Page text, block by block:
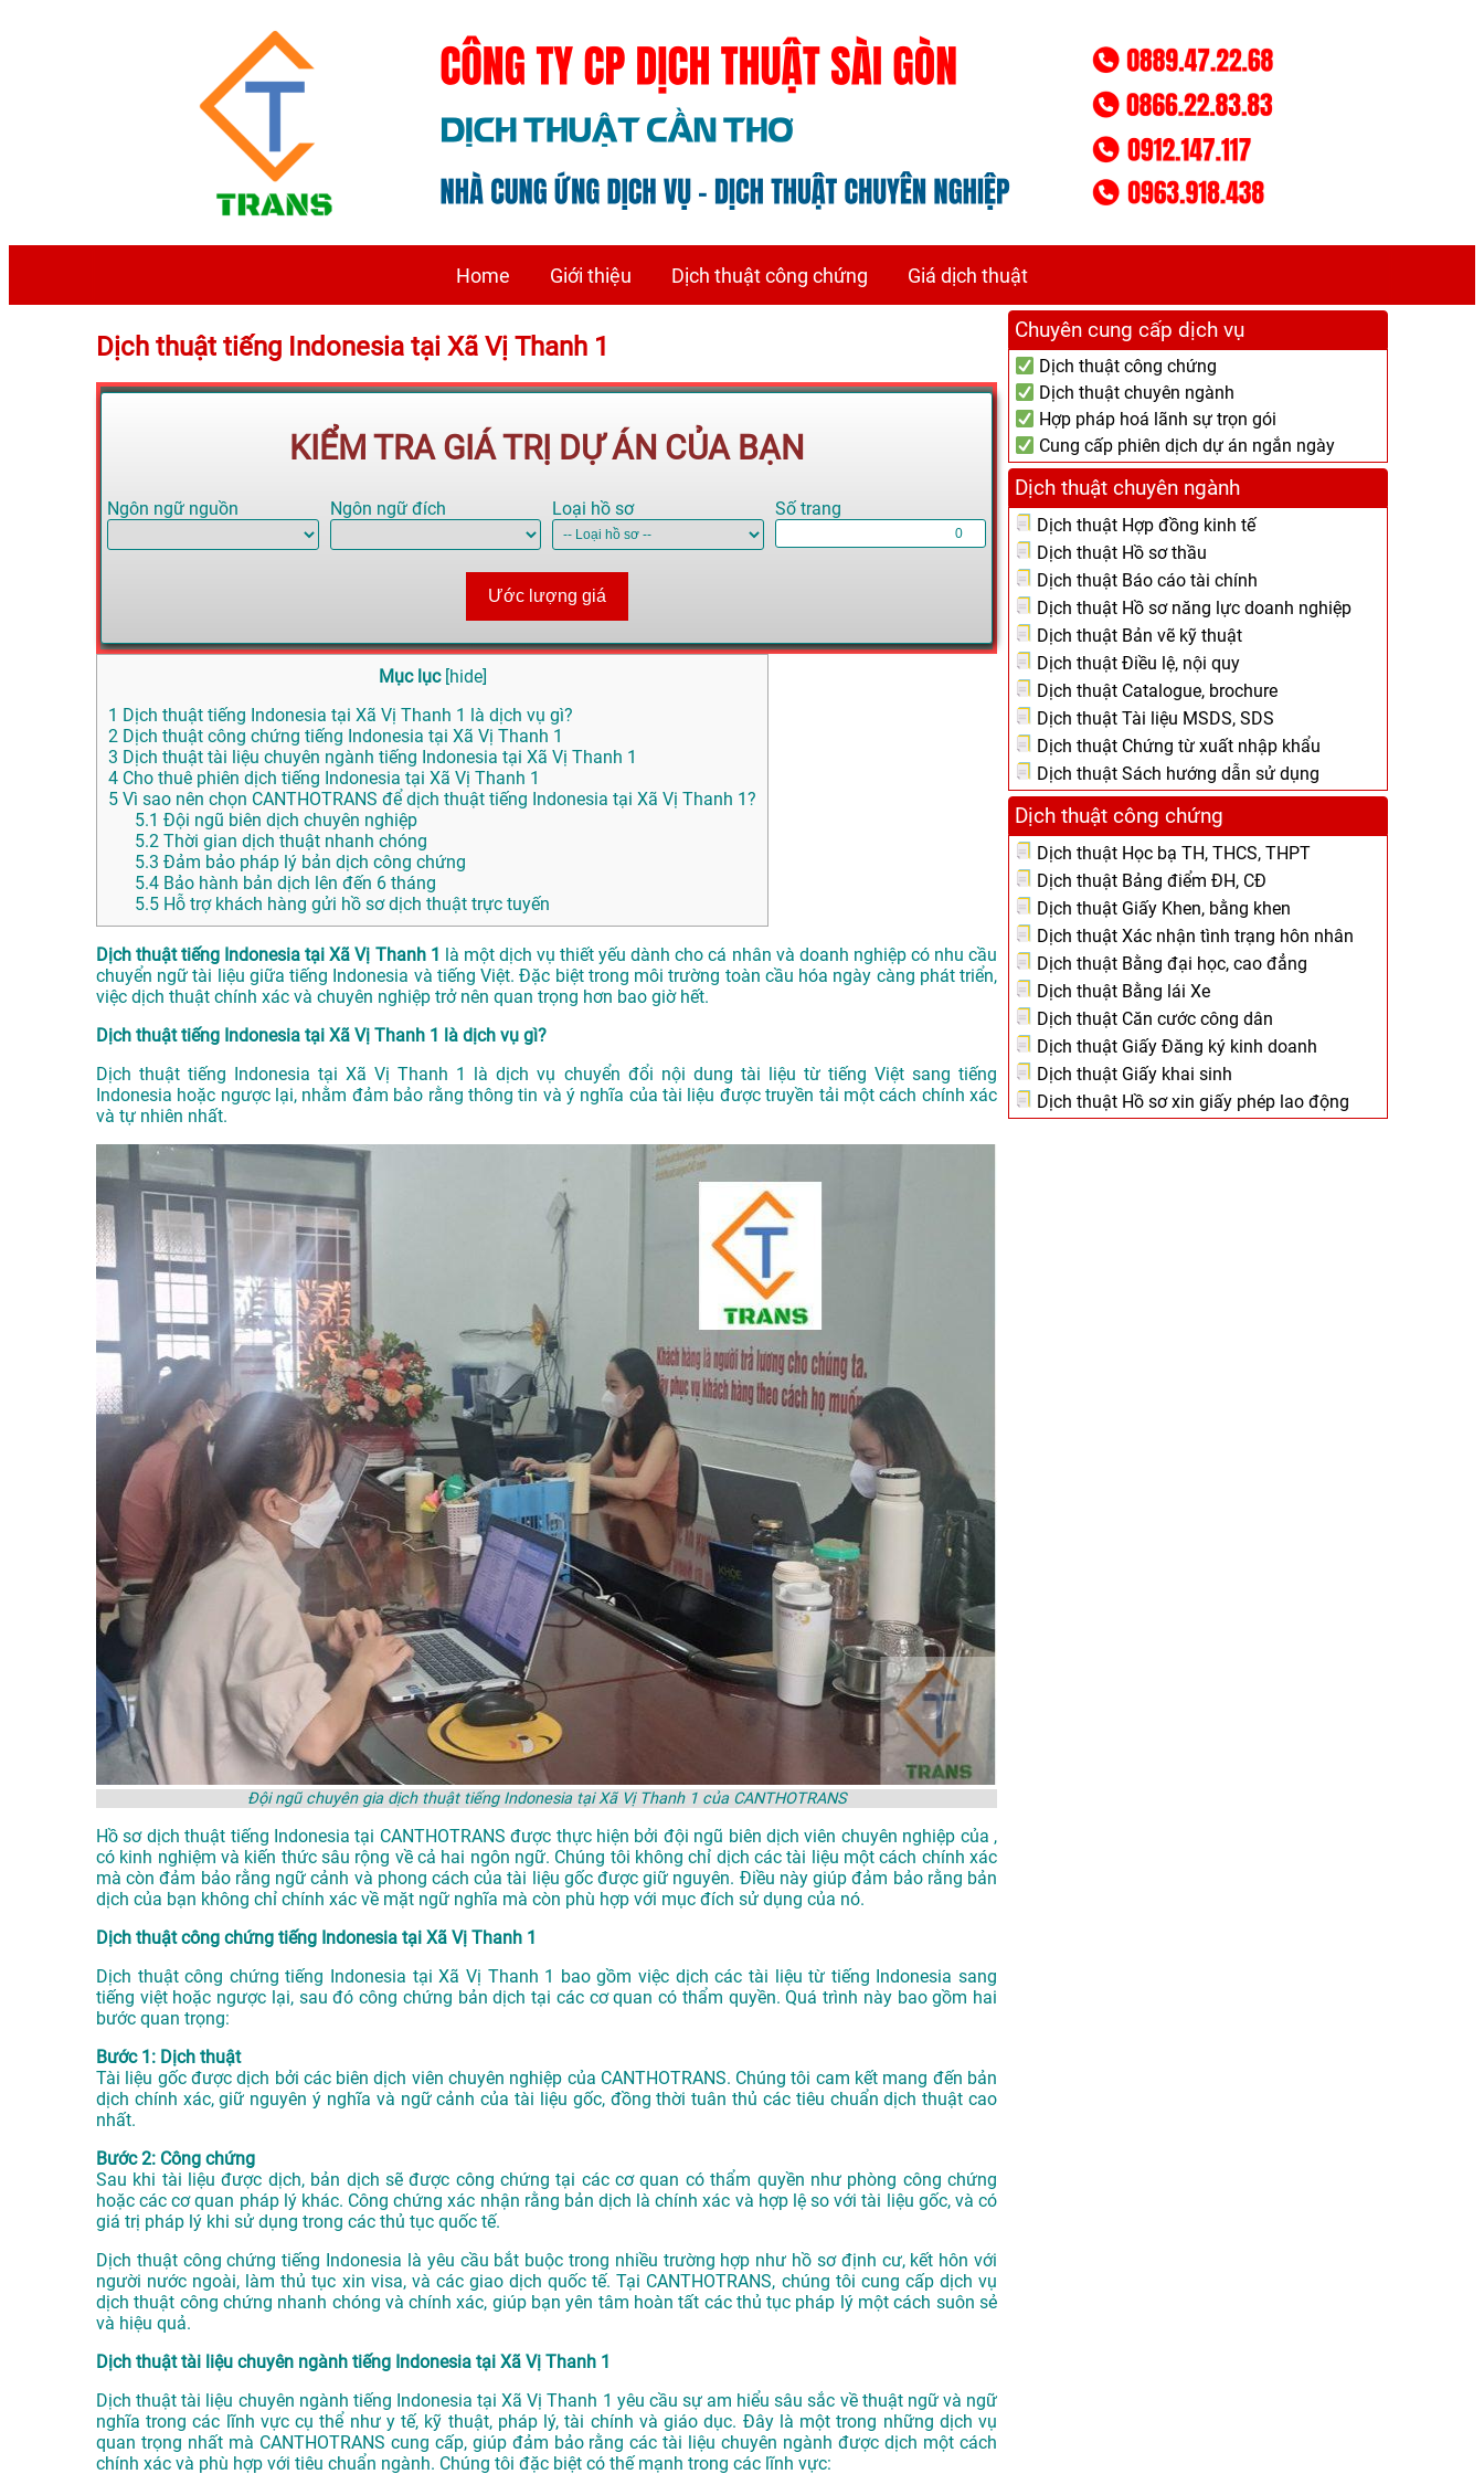
Home Giới thiệu Dịch thuật công chứng Giá dịch thuật
Dịch thuật tiếng Indonesia tại Xã Vị Thanh 1
KIỂM TRA GIÁ TRỊ DỰ ÁN CỦA BẠN
Ngôn ngữ nguồn Ngôn ngữ đích Loại hồ sơ Số trang
Ước lượng giá
Mục lục [hide]
1 Dịch thuật tiếng Indonesia tại Xã Vị Thanh 1 là dịch vụ gì?
2 Dịch thuật công chứng tiếng Indonesia tại Xã Vị Thanh 1
3 Dịch thuật tài liệu chuyên ngành tiếng Indonesia tại Xã Vị Thanh 1
4 Cho thuê phiên dịch tiếng Indonesia tại Xã Vị Thanh 1
5 Vì sao nên chọn CANTHOTRANS để dịch thuật tiếng Indonesia tại Xã Vị Thanh 1?
5.1 Đội ngũ biên dịch chuyên nghiệp
5.2 Thời gian dịch thuật nhanh chóng
5.3 Đảm bảo pháp lý bản dịch công chứng
5.4 Bảo hành bản dịch lên đến 6 tháng
5.5 Hỗ trợ khách hàng gửi hồ sơ dịch thuật trực tuyến
Dịch thuật tiếng Indonesia tại Xã Vị Thanh 1
là một dịch vụ thiết yếu dành cho cá nhân và doanh nghiệp có nhu cầu
chuyển ngữ tài liệu giữa tiếng Indonesia và tiếng Việt. Đặc biệt trong môi trường toàn cầu hóa ngày càng phát triển,
việc dịch thuật chính xác và chuyên nghiệp trở nên quan trọng hơn bao giờ hết.
Dịch thuật tiếng Indonesia tại Xã Vị Thanh 1 là dịch vụ gì?
Dịch thuật tiếng Indonesia tại Xã Vị Thanh 1 là dịch vụ chuyển đổi nội dung tài liệu từ tiếng Việt sang tiếng
Indonesia hoặc ngược lại, nhằm đảm bảo rằng thông tin và ý nghĩa của tài liệu được truyền tải một cách chính xác
và tự nhiên nhất.
Đội ngũ chuyên gia dịch thuật tiếng Indonesia tại Xã Vị Thanh 1 của CANTHOTRANS
Hồ sơ dịch thuật tiếng Indonesia tại CANTHOTRANS được thực hiện bởi đội ngũ biên dịch viên chuyên nghiệp của ,
có kinh nghiệm và kiến thức sâu rộng về cả hai ngôn ngữ. Chúng tôi không chỉ dịch các tài liệu một cách chính xác
mà còn đảm bảo rằng ngữ cảnh và phong cách của tài liệu gốc được giữ nguyên. Điều này giúp đảm bảo rằng bản
dịch của bạn không chỉ chính xác về mặt ngữ nghĩa mà còn phù hợp với mục đích sử dụng của nó.
Dịch thuật công chứng tiếng Indonesia tại Xã Vị Thanh 1
Dịch thuật công chứng tiếng Indonesia tại Xã Vị Thanh 1 bao gồm việc dịch các tài liệu từ tiếng Indonesia sang
tiếng việt hoặc ngược lại, sau đó công chứng bản dịch tại các cơ quan có thẩm quyền. Quá trình này bao gồm hai
bước quan trọng:
Bước 1: Dịch thuật
Tài liệu gốc được dịch bởi các biên dịch viên chuyên nghiệp của CANTHOTRANS. Chúng tôi cam kết mang đến bản
dịch chính xác, giữ nguyên ý nghĩa và ngữ cảnh của tài liệu gốc, đồng thời tuân thủ các tiêu chuẩn dịch thuật cao
nhất.
Bước 2: Công chứng
Sau khi tài liệu được dịch, bản dịch sẽ được công chứng tại các cơ quan có thẩm quyền như phòng công chứng
hoặc các cơ quan pháp lý khác. Công chứng xác nhận rằng bản dịch là chính xác và hợp lệ so với tài liệu gốc, và có
giá trị pháp lý khi sử dụng trong các thủ tục quốc tế.
Dịch thuật công chứng tiếng Indonesia là yêu cầu bắt buộc trong nhiều trường hợp như hồ sơ định cư, kết hôn với
người nước ngoài, làm thủ tục xin visa, và các giao dịch quốc tế. Tại CANTHOTRANS, chúng tôi cung cấp dịch vụ
dịch thuật công chứng nhanh chóng và chính xác, giúp bạn yên tâm hoàn tất các thủ tục pháp lý một cách suôn sẻ
và hiệu quả.
Dịch thuật tài liệu chuyên ngành tiếng Indonesia tại Xã Vị Thanh 1
Dịch thuật tài liệu chuyên ngành tiếng Indonesia tại Xã Vị Thanh 1 yêu cầu sự am hiểu sâu sắc về thuật ngữ và ngữ
nghĩa trong các lĩnh vực cụ thể như y tế, kỹ thuật, pháp lý, tài chính và giáo dục. Đây là một trong những dịch vụ
quan trọng nhất mà CANTHOTRANS cung cấp, giúp đảm bảo rằng các tài liệu chuyên ngành được dịch một cách
chính xác và phù hợp với tiêu chuẩn ngành. Chúng tôi đặc biệt có thế mạnh trong các lĩnh vực:
Chuyên cung cấp dịch vụ
Dịch thuật công chứng
Dịch thuật chuyên ngành
Hợp pháp hoá lãnh sự trọn gói
Cung cấp phiên dịch dự án ngắn ngày
Dịch thuật chuyên ngành
Dịch thuật Hợp đồng kinh tế
Dịch thuật Hồ sơ thầu
Dịch thuật Báo cáo tài chính
Dịch thuật Hồ sơ năng lực doanh nghiệp
Dịch thuật Bản vẽ kỹ thuật
Dịch thuật Điều lệ, nội quy
Dịch thuật Catalogue, brochure
Dịch thuật Tài liệu MSDS, SDS
Dịch thuật Chứng từ xuất nhập khẩu
Dịch thuật Sách hướng dẫn sử dụng
Dịch thuật công chứng
Dịch thuật Học bạ TH, THCS, THPT
Dịch thuật Bảng điểm ĐH, CĐ
Dịch thuật Giấy Khen, bằng khen
Dịch thuật Xác nhận tình trạng hôn nhân
Dịch thuật Bằng đại học, cao đẳng
Dịch thuật Bằng lái Xe
Dịch thuật Căn cước công dân
Dịch thuật Giấy Đăng ký kinh doanh
Dịch thuật Giấy khai sinh
Dịch thuật Hồ sơ xin giấy phép lao động